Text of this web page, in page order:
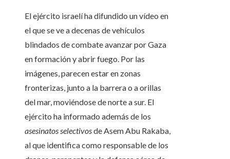
El ejército israelí ha difundido un vídeo en
el que se ve a decenas de vehículos
blindados de combate avanzar por Gaza
en formación y abrir fuego. Por las
imágenes, parecen estar en zonas
fronterizas, junto a la barrera o a orillas
del mar, moviéndose de norte a sur. El
ejército ha informado además de los
asesinatos selectivosde Asem Abu Rakaba,
al que identifica como responsable de los